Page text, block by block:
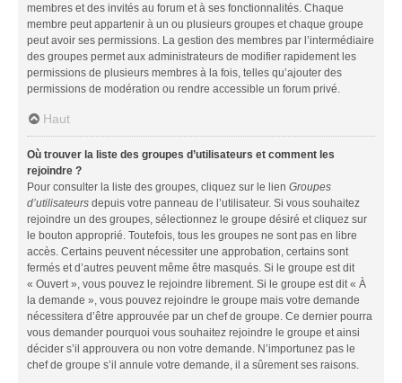
membres et des invités au forum et à ses fonctionnalités. Chaque
membre peut appartenir à un ou plusieurs groupes et chaque groupe
peut avoir ses permissions. La gestion des membres par l’intermédiaire
des groupes permet aux administrateurs de modifier rapidement les
permissions de plusieurs membres à la fois, telles qu’ajouter des
permissions de modération ou rendre accessible un forum privé.
Haut
Où trouver la liste des groupes d’utilisateurs et comment les
rejoindre ?
Pour consulter la liste des groupes, cliquez sur le lien Groupes
d’utilisateurs depuis votre panneau de l’utilisateur. Si vous souhaitez
rejoindre un des groupes, sélectionnez le groupe désiré et cliquez sur
le bouton approprié. Toutefois, tous les groupes ne sont pas en libre
accès. Certains peuvent nécessiter une approbation, certains sont
fermés et d’autres peuvent même être masqués. Si le groupe est dit
« Ouvert », vous pouvez le rejoindre librement. Si le groupe est dit « À
la demande », vous pouvez rejoindre le groupe mais votre demande
nécessitera d’être approuvée par un chef de groupe. Ce dernier pourra
vous demander pourquoi vous souhaitez rejoindre le groupe et ainsi
décider s’il approuvera ou non votre demande. N’importunez pas le
chef de groupe s’il annule votre demande, il a sûrement ses raisons.